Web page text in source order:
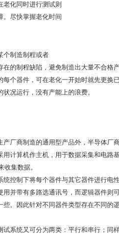
化同时进行测试则
。尽快掌握老化时间
个制造制程或者
的制程缺陷，避免制造出大量不合格产
个器件，可在老化一开始时就先更换
况运行，没有产能上的浪费。
厂商制造的通用型产品外，半导体厂
计算机作主机，用于数据采集和电路
集数据。
控制下将每个器件与其它器件进行电性
并带有多路选通讯号，而逻辑器件则
。因此针对不同器件类型存在不同的
系统又可分为两类：平行和串行；同